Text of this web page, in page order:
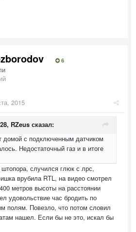
6
2015
RZeus сказал:
домой с подключенным датчиком
Недостаточный газ и в итоге
штопора, случился глюк с лрс,
врубила RTL, на видео смотрел
метров высоты на расстоянии
удовольствие час бродить по
полям. Повезло, что потом словил
нашел. Если бы не это, искал бы